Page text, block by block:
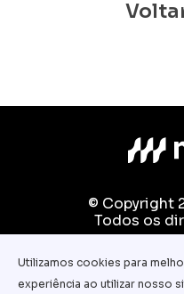
© Copyright
Todos os
Utilizamos cookies para
experiência ao utilizar nosso